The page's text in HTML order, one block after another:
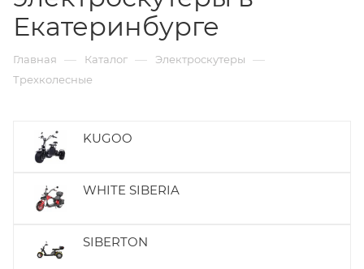
Екатеринбурге
Главная — Каталог — Электроскутеры —
Трехколесные
KUGOO
WHITE SIBERIA
SIBERTON